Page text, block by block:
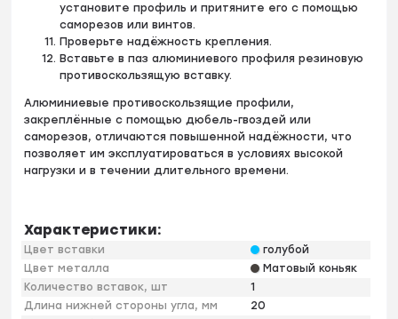
установите профиль и притяните его с помощью
саморезов или винтов.
Проверьте надёжность крепления.
Вставьте в паз алюминиевого профиля резиновую
противоскользящую вставку.
Алюминиевые противоскользящие профили,
закреплённые с помощью дюбель-гвоздей или
саморезов, отличаются повышенной надёжности, что
позволяет им эксплуатироваться в условиях высокой
нагрузки и в течении длительного времени.
Характеристики:
Цвет вставки
голубой
Цвет металла
Матовый коньяк
Количество вставок, шт
1
Длина нижней стороны угла, мм
20